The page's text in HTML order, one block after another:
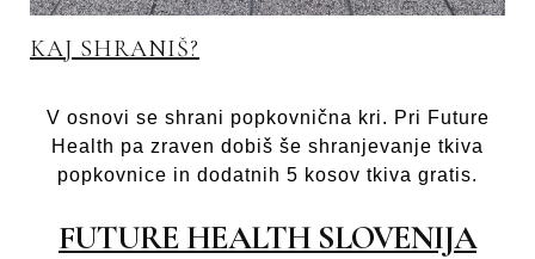
KAJ SHRANIŠ?
V osnovi se shrani popkovnična kri. Pri Future
Health pa zraven dobiš še shranjevanje tkiva
popkovnice in dodatnih 5 kosov tkiva gratis.
FUTURE HEALTH SLOVENIJA